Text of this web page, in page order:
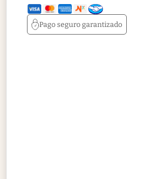
Pago segurogarantizado